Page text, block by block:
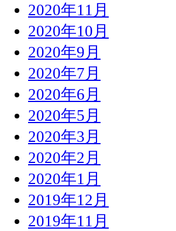
2020年11月
2020年10月
2020年9月
2020年7月
2020年6月
2020年5月
2020年3月
2020年2月
2020年1月
2019年12月
2019年11月